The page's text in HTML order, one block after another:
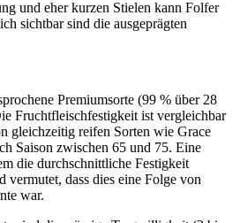
und eher kurzen Stielen kann Folfer
sichtbar sind die ausgeprägten
Premiumsorte (99 % über 28
Fruchtfleischfestigkeit ist vergleichbar
gleichzeitig reifen Sorten wie Grace
Saison zwischen 65 und 75. Eine
die durchschnittliche Festigkeit
dass dies eine Folge von
war.